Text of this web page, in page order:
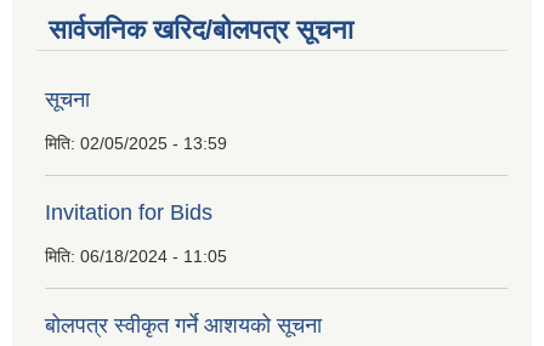
सार्वजनिक खरिद/बोलपत्र सूचना
सूचना
मिति: 02/05/2025 - 13:59
Invitation for Bids
मिति: 06/18/2024 - 11:05
बोलपत्र स्वीकृत गर्ने आशयको सूचना